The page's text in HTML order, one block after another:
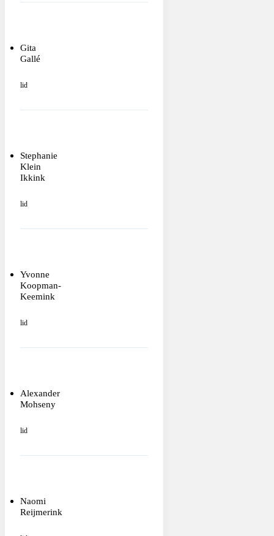
Gita
Gallé
lid
Stephanie
Klein
Ikkink
lid
Yvonne
Koopman-
Keemink
lid
Alexander
Mohseny
lid
Naomi
Reijmerink